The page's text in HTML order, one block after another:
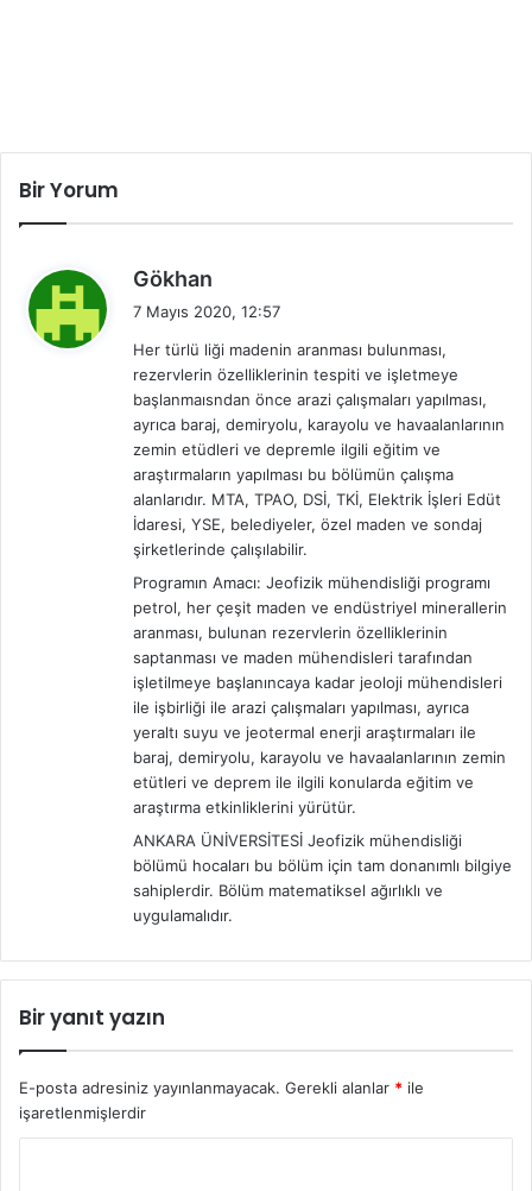
Bir Yorum
Gökhan
i
k
i
:
7 Mayıs 2020, 12:57
Her türlü liği madenin aranması bulunması,
rezervlerin özelliklerinin tespiti ve işletmeye
başlanmaısndan önce arazi çalışmaları yapılması,
ayrıca baraj, demiryolu, karayolu ve havaalanlarının
zemin etüdleri ve depremle ilgili eğitim ve
araştırmaların yapılması bu bölümün çalışma
alanlarıdır. MTA, TPAO, DSİ, TKİ, Elektrik İşleri Edüt
İdaresi, YSE, belediyeler, özel maden ve sondaj
şirketlerinde çalışılabilir.
Programın Amacı: Jeofizik mühendisliği programı
petrol, her çeşit maden ve endüstriyel minerallerin
aranması, bulunan rezervlerin özelliklerinin
saptanması ve maden mühendisleri tarafından
işletilmeye başlanıncaya kadar jeoloji mühendisleri
ile işbirliği ile arazi çalışmaları yapılması, ayrıca
yeraltı suyu ve jeotermal enerji araştırmaları ile
baraj, demiryolu, karayolu ve havaalanlarının zemin
etütleri ve deprem ile ilgili konularda eğitim ve
araştırma etkinliklerini yürütür.
ANKARA ÜNİVERSİTESİ Jeofizik mühendisliği
bölümü hocaları bu bölüm için tam donanımlı bilgiye
sahiplerdir. Bölüm matematiksel ağırlıklı ve
uygulamalıdır.
Bir yanıt yazın
E-posta adresiniz yayınlanmayacak. Gerekli alanlar * ile
işaretlenmişlerdir